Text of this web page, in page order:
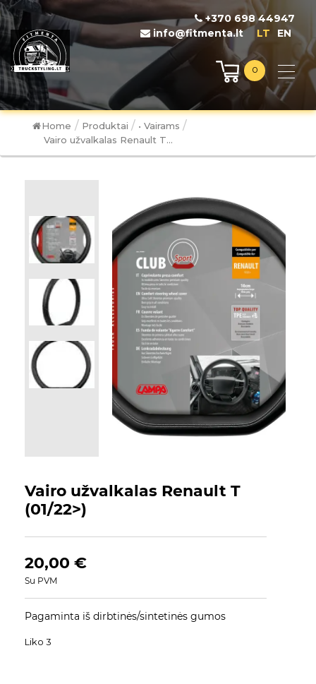
+370 698 44947
info@fitmenta.lt
LT EN
0
Home / Produktai / • Vairams /
Vairo užvalkalas Renault T...
Vairo užvalkalas Renault T
(01/22>)
20,00 €
Su PVM
Pagaminta iš dirbtinės/sintetinės gumos
Liko 3